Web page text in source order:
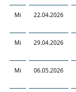
Mi 22.04.2026
Mi 29.04.2026
Mi 06.05.2026